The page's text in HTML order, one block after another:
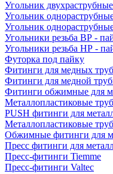
Угольник
Угольник
Угольник
Угольники резьба ВР -
Угольники резьба НР -
Футорка под пайку
Фитинги для медных
Фитинги для медной
Фитинги обжимные для
Металлопластиковые
PUSH фитинги для
Металлопластиковые
Обжимные фитинги для
Пресс фитинги для
Пресс-фитинги Tiemme
Пресс-фитинги Valtec